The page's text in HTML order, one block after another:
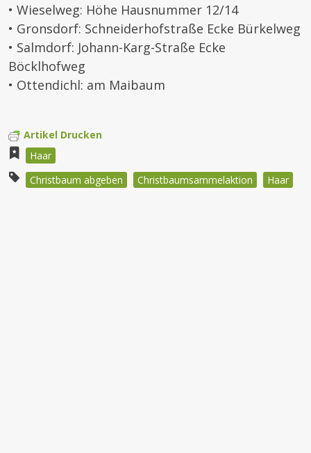
• Wieselweg: Höhe Hausnummer 12/14
• Gronsdorf: Schneiderhofstraße Ecke Bürkelweg
• Salmdorf: Johann-Karg-Straße Ecke
Böcklhofweg
• Ottendichl: am Maibaum
Artikel Drucken
Haar
Christbaum abgeben
Christbaumsammelaktion Haar